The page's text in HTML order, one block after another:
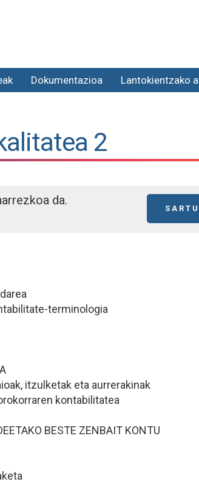
Dokumentazioa Lantokientzako
2
da.
SARTU
terminologia
itzulketak eta aurrerakinak
kontabilitatea
BESTE ZENBAIT KONTU